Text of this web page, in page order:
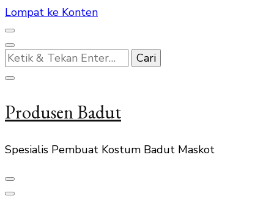
Lompat ke Konten
Mencari
Sesuatu?
Produsen Badut
Spesialis Pembuat Kostum Badut Maskot